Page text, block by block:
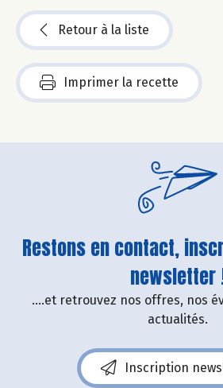
Retour à la liste
Imprimer la recette
Restons en contact,
newsletter
....et retrouvez nos offres, nos
actualités.
Inscription